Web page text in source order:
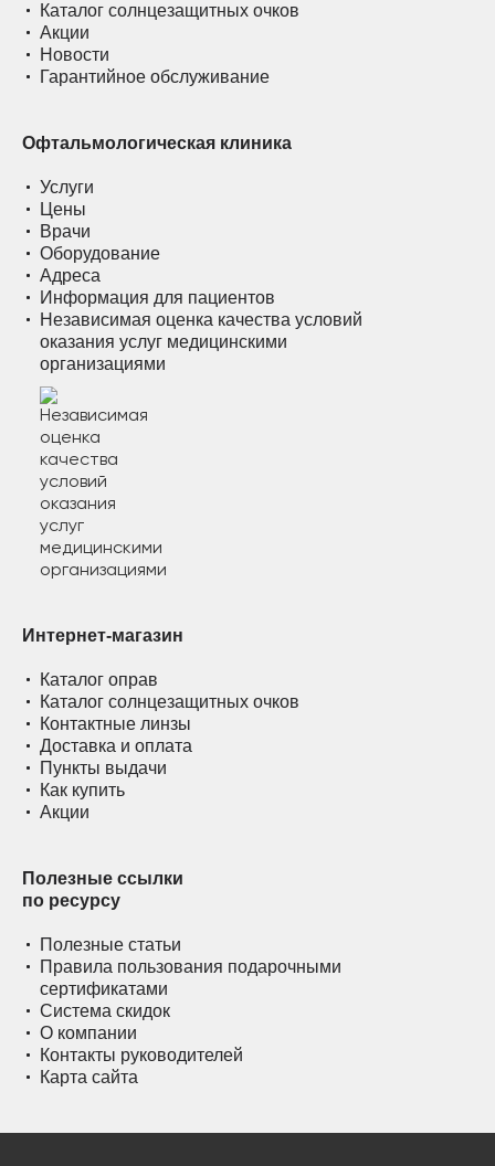
Каталог солнцезащитных очков
Акции
Новости
Гарантийное обслуживание
Офтальмологическая клиника
Услуги
Цены
Врачи
Оборудование
Адреса
Информация для пациентов
Независимая оценка качества условий
оказания услуг медицинскими
организациями
Интернет-магазин
Каталог оправ
Каталог солнцезащитных очков
Контактные линзы
Доставка и оплата
Пункты выдачи
Как купить
Акции
Полезные ссылки
по ресурсу
Полезные статьи
Правила пользования подарочными
сертификатами
Система скидок
О компании
Контакты руководителей
Карта сайта